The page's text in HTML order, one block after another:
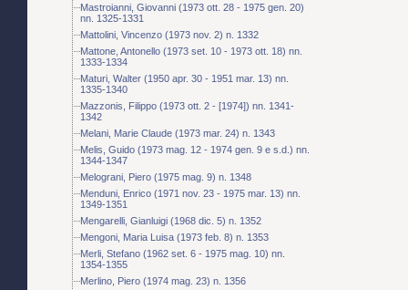
Mastroianni, Giovanni (1973 ott. 28 - 1975 gen. 20)
nn. 1325-1331
Mattolini, Vincenzo (1973 nov. 2) n. 1332
Mattone, Antonello (1973 set. 10 - 1973 ott. 18) nn.
1333-1334
Maturi, Walter (1950 apr. 30 - 1951 mar. 13) nn.
1335-1340
Mazzonis, Filippo (1973 ott. 2 - [1974]) nn. 1341-
1342
Melani, Marie Claude (1973 mar. 24) n. 1343
Melis, Guido (1973 mag. 12 - 1974 gen. 9 e s.d.) nn.
1344-1347
Melograni, Piero (1975 mag. 9) n. 1348
Menduni, Enrico (1971 nov. 23 - 1975 mar. 13) nn.
1349-1351
Mengarelli, Gianluigi (1968 dic. 5) n. 1352
Mengoni, Maria Luisa (1973 feb. 8) n. 1353
Merli, Stefano (1962 set. 6 - 1975 mag. 10) nn.
1354-1355
Merlino, Piero (1974 mag. 23) n. 1356